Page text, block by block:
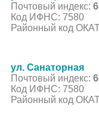
Почтовый индекс:
Код ИФНС: 7580
Районный код
ул. Санаторная
Почтовый индекс:
Код ИФНС: 7580
Районный код